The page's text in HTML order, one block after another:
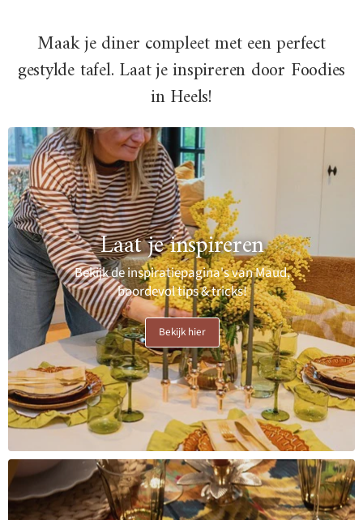
Maak je diner compleet met een perfect
gestylde tafel. Laat je inspireren door Foodies
in Heels!
Laat je inspireren
Bekijk de inspiratiepagina's van Maud,
boordevol tips & tricks!
Bekijk hier